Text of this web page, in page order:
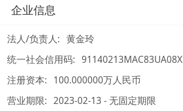
企业信息
法人/负责人: 黄金玲
统一社会信用码: 91140213MAC83UA08X
注册资本: 100.000000万人民币
营业期限: 2023-02-13 - 无固定期限